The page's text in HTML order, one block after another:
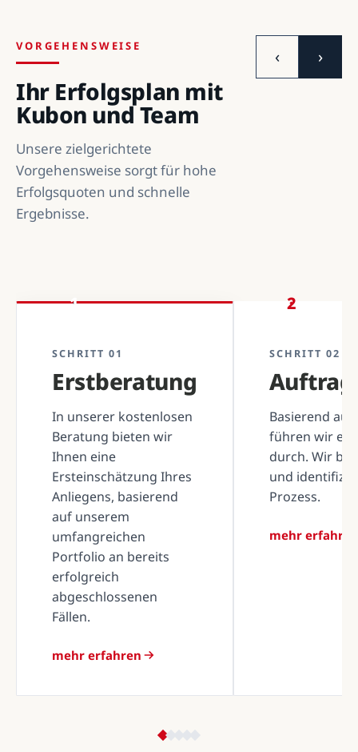
VORGEHENSWEISE
Ihr Erfolgsplan mit
Kubon und Team
Unsere zielgerichtete
Vorgehensweise sorgt für hohe
Erfolgsquoten und schnelle
Ergebnisse.
‹ ›
1
SCHRITT 01
Erstberatung
In unserer kostenlosen
Beratung bieten wir
Ihnen eine
Ersteinschätzung Ihres
Anliegens, basierend
auf unserem
umfangreichen
Portfolio an bereits
erfolgreich
abgeschlossenen
Fällen.
mehr erfahren
2
SCHRITT 02
Basierend
führen wir
durch. Wir
und
Prozess.
mehr erfahren